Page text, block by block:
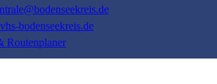
bodenseekreis.de
Routenplaner